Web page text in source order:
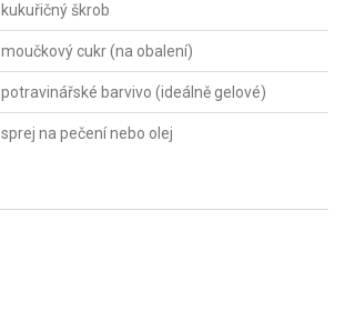
kukuřičný škrob
moučkový cukr (na obalení)
potravinářské barvivo (ideálně gelové)
sprej na pečení nebo olej